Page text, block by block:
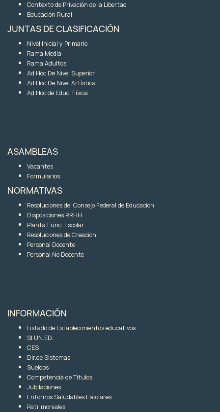
Contexto de Privación de la Libertad
Educación Rural
JUNTAS DE CLASIFICACIÓN
Nivel Inicial y Primario
Rama Media
Rama Adultos
Ad Hoc De Nivel Superior
Ad Hoc De Nivel Artística
Ad Hoc de Educ. Física
ASAMBLEAS
Vacantes
Formularios
NORMATIVAS
Resoluciones del Consejo Federal de Educación
Disposiciones RRHH
Planta Func. Escolar
Resoluciones de Creación
Personal Docente
Personal No Docente
INFORMACIÓN
Listado de Establecimientos educativos
SI.UN.ED.
CES
Dir.de Sistemas
Sueldos
Competencia de Títulos
Jubilaciones
Entornos Saludables Escolares
Patrimoniales